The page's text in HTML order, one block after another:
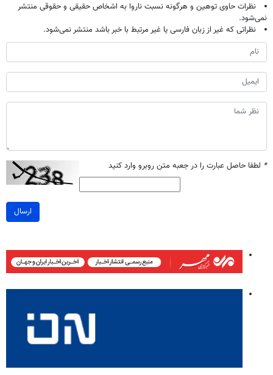
نظرات حاوی توهین و هرگونه نسبت ناروا به اشخاص حقیقی و حقوقی منتشر
نمی‌شود.
نظراتی که غیر از زبان فارسی یا غیر مرتبط با خبر باشد منتشر نمی‌شود.
* لطفا حاصل عبارت را در جعبه متن روبرو وارد کنید
ارسال